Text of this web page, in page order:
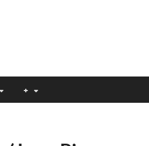
+